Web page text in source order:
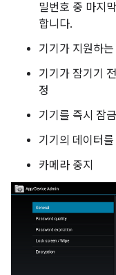
밀번호 중 마지막
합니다.
기기가 지원하
기기가 잠기기
정
기기를 즉시 잠금
기기의 데이터
카메라 중지